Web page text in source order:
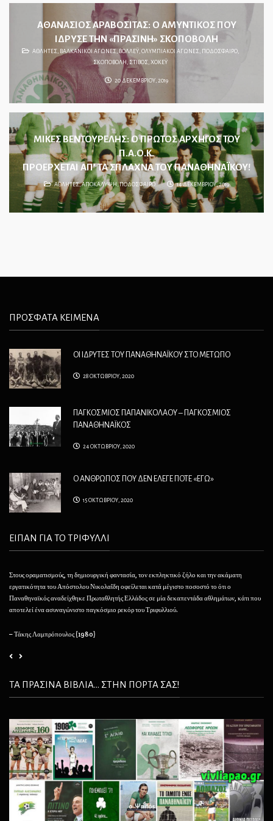
ΑΘΑΝΑΣΙΟΣ ΑΡΑΒΟΣΙΤΑΣ: Ο ΑΜΥΝΤΙΚΟΣ ΠΟΥ
ΙΔΡΥΣΕ ΤΗΝ «ΠΡΑΣΙΝΗ» ΣΚΟΠΟΒΟΛΗ
ΑΘΛΗΤΕΣ ΒΑΛΚΑΝΙΚΟΙ ΑΓΩΝΕΣ ΒΟΛΛΕΫ ΟΛΥΜΠΙΑΚΟΙ ΑΓΩΝΕΣ ΠΟΔΟΣΦΑΙΡΟ
ΣΚΟΠΟΒΟΛΗ
ΣΤΙΒΟΣ ΧΟΚΕΫ
20 ΔΕΚΕΜΒΡΙΟΥ, 2019
ΜΙΚΕΣ ΒΕΝΤΟΥΡΕΛΗΣ: Ο ΠΡΩΤΟΣ ΑΡΧΗΓΟΣ ΤΟΥ
Π.Α.Ο.Κ.
ΠΡΟΕΡΧΕΤΑΙ ΑΠ’ ΤΑ ΣΠΛΑΧΝΑ ΤΟΥ ΠΑΝΑΘΗΝΑΪΚΟΥ!
ΑΘΛΗΤΕΣ,ΑΠΟΚΑΛΥΨΗ,ΠΟΔΟΣΦΑΙΡΟ 14 ΔΕΚΕΜΒΡΙΟΥ, 2019
ΠΡΟΣΦΑΤΑ ΚΕΙΜΕΝΑ
ΟΙ ΙΔΡΥΤΕΣ ΤΟΥ ΠΑΝΑΘΗΝΑΪΚΟΥ ΣΤΟ ΜΕΤΩΠΟ
28 ΟΚΤΩΒΡΙΟΥ, 2020
ΠΑΓΚΟΣΜΙΟΣ ΠΑΠΑΝΙΚΟΛΑΟΥ – ΠΑΓΚΟΣΜΙΟΣ
ΠΑΝΑΘΗΝΑΪΚΟΣ
24 ΟΚΤΩΒΡΙΟΥ, 2020
Ο ΑΝΘΡΩΠΟΣ ΠΟΥ ΔΕΝ ΕΛΕΓΕ ΠΟΤΕ «ΕΓΩ»
15 ΟΚΤΩΒΡΙΟΥ, 2020
ΕΙΠΑΝ ΓΙΑ ΤΟ ΤΡΙΦΥΛΛΙ
Στους οραματισμούς, τη δημιουργική φαντασία, τον εκπληκτικό ζήλο και την ακάματη
εργατικότητα του Απόστολου Νικολαΐδη οφείλεται κατά μέγιστο ποσοστό το ότι ο
Παναθηναϊκός αναδείχθηκε Πρωταθλητής Ελλάδος σε μία δεκαπεντάδα αθλημάτων, κάτι που
αποτελεί ένα ασυναγώνιστο παγκόσμιο ρεκόρ του Τριφυλλιού.
– Τάκης Λαμπρόπουλος (1980)
ΤΑ ΠΡΑΣΙΝΑ ΒΙΒΛΙΑ... ΣΤΗΝ ΠΟΡΤΑ ΣΑΣ!